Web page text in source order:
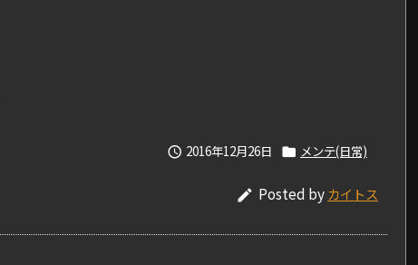
 2016年12月26日  メンテ(日常)
 Posted byカイトス